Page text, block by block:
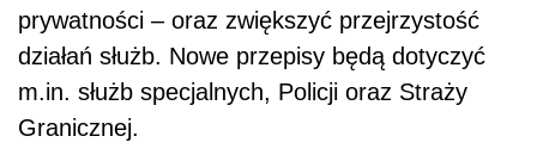
prywatności – oraz zwiększyć przejrzystość
działań służb. Nowe przepisy będą dotyczyć
m.in. służb specjalnych, Policji oraz Straży
Granicznej.